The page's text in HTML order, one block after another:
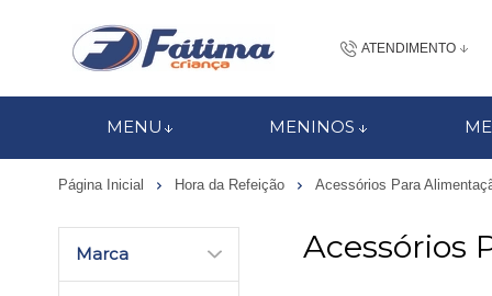
ATENDIMENTO
MENU MENINOS
Página Inicial Hora da Refeição Acessórios Para
Marca Acessórios